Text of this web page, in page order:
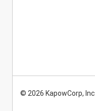
© 2026 KapowCorp, Inc.